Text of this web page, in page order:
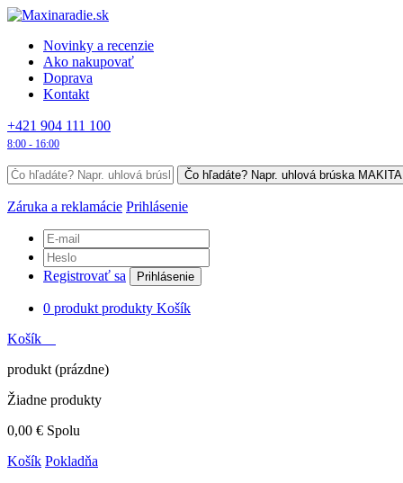
Novinky a recenzie
Ako nakupovať
Doprava
Kontakt
+421 904 111 100
8:00 - 16:00
Záruka a reklamácie Prihlásenie
Registrovať sa Prihlásenie
0 produkt produkty Košík
Košík
produkt (prázdne)
Žiadne produkty
0,00 € Spolu
Košík Pokladňa